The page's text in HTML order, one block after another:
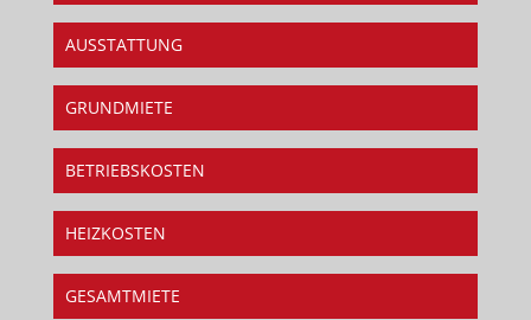
AUSSTATTUNG
GRUNDMIETE
BETRIEBSKOSTEN
HEIZKOSTEN
GESAMTMIETE